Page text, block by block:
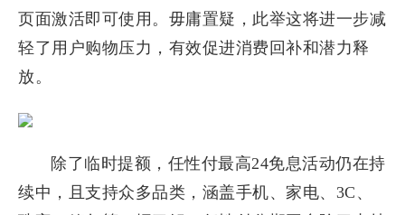
页面激活即可使用。毋庸置疑，此举这将进一步减
轻了用户购物压力，有效促进消费回补和潜力释
放。
除了临时提额，任性付最高24免息活动仍在持
续中，且支持众多品类，涵盖手机、家电、3C、